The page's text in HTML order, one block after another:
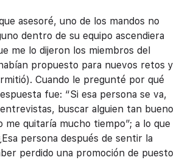
asesoré, uno de los mandos no
dentro de su equipo ascendiera
me lo dijeron los miembros del
propuesto para nuevos retos y
Cuando le pregunté por qué
fue: “Si esa persona se va,
buscar alguien tan bueno
me quitaría mucho tiempo”; a lo que
persona después de sentir la
perdido una promoción de puesto